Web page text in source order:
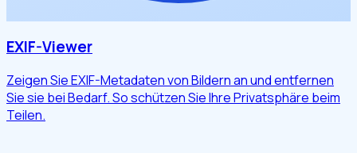
EXIF-Viewer
Zeigen Sie EXIF-Metadaten von Bildern an und entfernen
Sie sie bei Bedarf. So schützen Sie Ihre Privatsphäre beim
Teilen.